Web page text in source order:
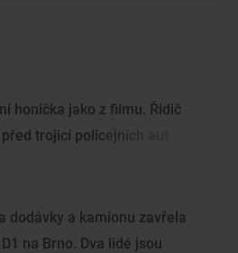
honička jako z filmu. Řidič
trojicí policejních aut
dodávky a kamionu zavřela
na Brno. Dva lidé jsou